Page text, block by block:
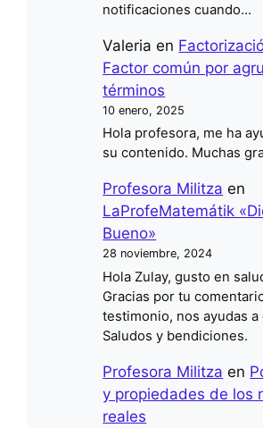
notificaciones cuando…
Valeria en
Factor común por
términos
10 enero, 2025
Hola profesora, me ha
su contenido. Muchas
Profesora Militza en
LaProfeMatemátik
Bueno»
28 noviembre, 2024
Hola Zulay, gusto en
Gracias por tu
testimonio, nos ayudas a
Saludos y bendiciones.
Profesora Militza en
y propiedades de los
reales